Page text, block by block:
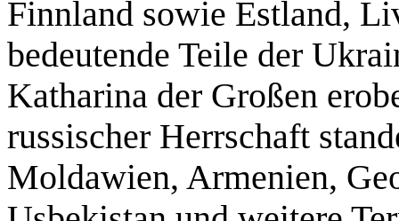
Finnland sowie Estland,
bedeutende Teile der
Katharina der Großen
russischer Herrschaft
Moldawien, Armenien,